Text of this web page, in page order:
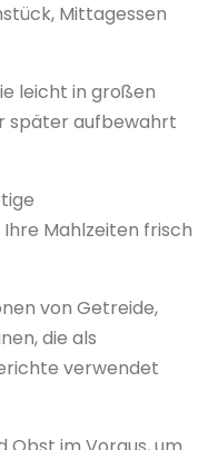
Mittagessen
leicht in großen
später aufbewahrt
Mahlzeiten frisch
von Getreide,
die als
verwendet